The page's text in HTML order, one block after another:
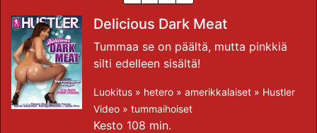
Delicious Dark Meat
Tummaa se on päältä, mutta pinkkiä
silti edelleen sisältä!
Luokitus » hetero » amerikkalaiset » Hustler
Video » tummaihoiset
Kesto 108 min.